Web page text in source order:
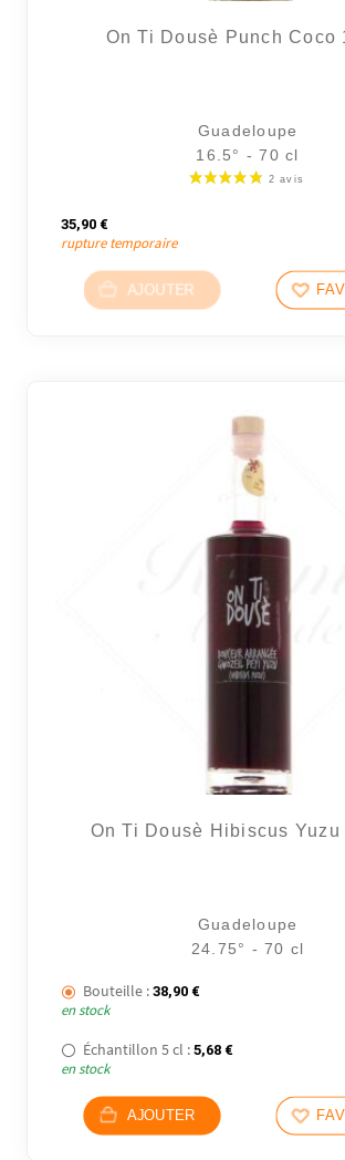
On Ti Dousè Punch Coco
Guadeloupe
16.5° - 70 cl
35,90 €
rupture temporaire
AJOUTER
On Ti Dousè Hibiscus Yuzu
Guadeloupe
24.75° - 70 cl
Bouteille : 38,90 €
en stock
Échantillon 5 cl : 5,68 €
en stock
AJOUTER